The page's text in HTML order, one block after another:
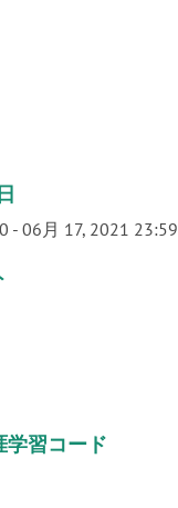
- 06月 17, 2021 23:59
学習コード